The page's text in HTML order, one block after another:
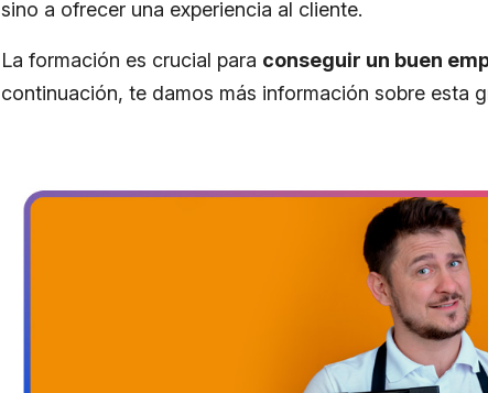
sino a ofrecer una experiencia al cliente.
La formación es crucial para conseguir un buen
continuación, te damos más información sobre esta